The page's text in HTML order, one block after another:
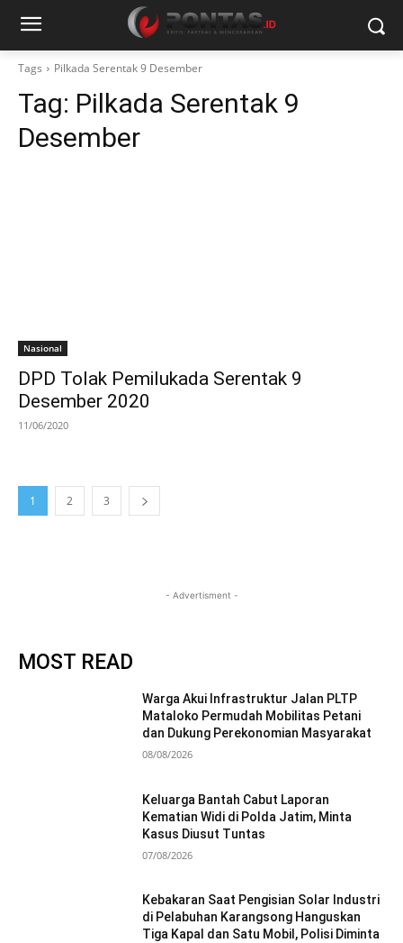
Tags Pilkada Serentak 9 Desember
Tag: Pilkada Serentak 9
Desember
Nasional
DPD Tolak Pemilukada Serentak 9
Desember 2020
11/06/2020
1 2 3
- Advertisment -
MOST READ
Warga Akui Infrastruktur Jalan PLTP
Mataloko Permudah Mobilitas Petani
dan Dukung Perekonomian Masyarakat
08/08/2026
Keluarga Bantah Cabut Laporan
Kematian Widi di Polda Jatim, Minta
Kasus Diusut Tuntas
07/08/2026
Kebakaran Saat Pengisian Solar Industri
di Pelabuhan Karangsong Hanguskan
Tiga Kapal dan Satu Mobil, Polisi Diminta